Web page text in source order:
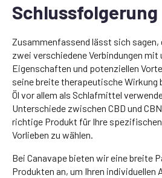
Schlussfolgerung
Zusammenfassend lässt sich sagen,
zwei verschiedene Verbindungen
Eigenschaften und potenziellen
seine breite therapeutische Wirkung
Öl vor allem als Schlafmittel
Unterschiede zwischen CBD und
richtige Produkt für Ihre
Vorlieben zu wählen.
Bei Canavape bieten wir eine breite
Produkten an, um Ihren individuellen